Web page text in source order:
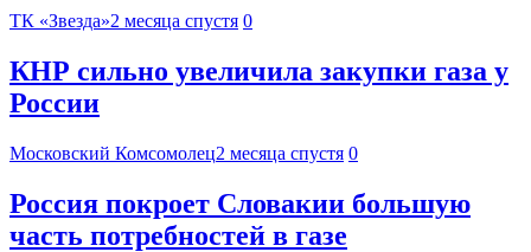
ТК «Звезда»2 месяца спустя 0
КНР сильно увеличила закупки газа у
России
Московский Комсомолец2 месяца спустя 0
Россия покроет Словакии большую
часть потребностей в газе